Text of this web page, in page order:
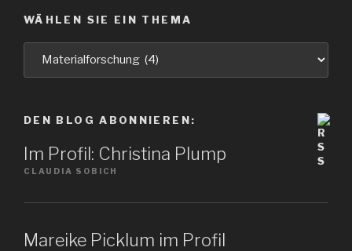
WÄHLEN SIE EIN THEMA
DEN BLOG ABONNIEREN:
Im Profil: Christina Plump
CLAUDIA SOBICH
Mareike Picklum im Profil